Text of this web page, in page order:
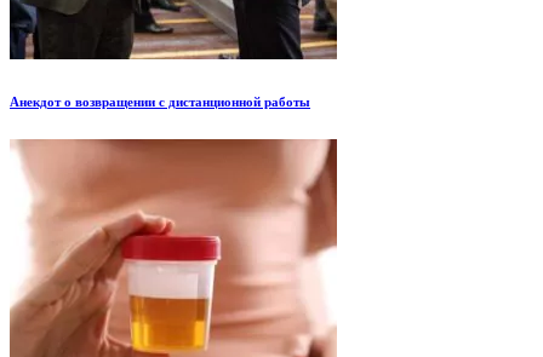
Анекдот о возвращении с дистанционной работы